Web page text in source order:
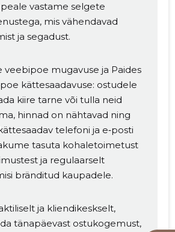
vastame selgete
mis vähendavad
ja segadust.
veebipoe mugavuse ja Paides
kättesaadavuse: ostudele
kiire tarne või tulla neid
hinnad on nähtavad ning
telefoni ja e‑posti
tasuta kohaletoimetust
ja regulaarselt
bränditud kaupadele.
ja kliendikeskselt,
tänapäevast ostukogemust,